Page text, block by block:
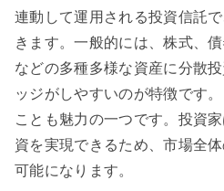
連動して運用される投資信託
きます。一般的には、株式、
などの多種多様な資産に分散
ッジがしやすいのが特徴です
ことも魅力の一つです。投資
資を実現できるため、市場全
可能になります。